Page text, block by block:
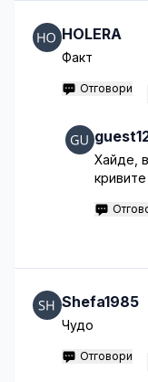
HOLERA
Факт
Отговори
Хайде,
кривите
Shefa1985
Чудо
Отговори